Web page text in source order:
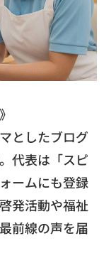
としたブログ
代表は「スピ
ームにも登録
発活動や福祉
前線の声を届